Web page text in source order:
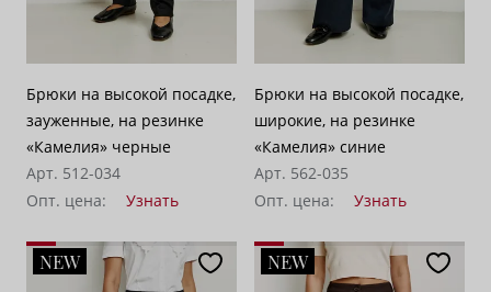
Брюки на высокой посадке,
зауженные, на резинке
«Камелия» черные
Арт. 512-034
Опт. цена:
Узнать
Брюки на высокой посадке,
широкие, на резинке
«Камелия» синие
Арт. 562-035
Опт. цена:
Узнать
NEW NEW